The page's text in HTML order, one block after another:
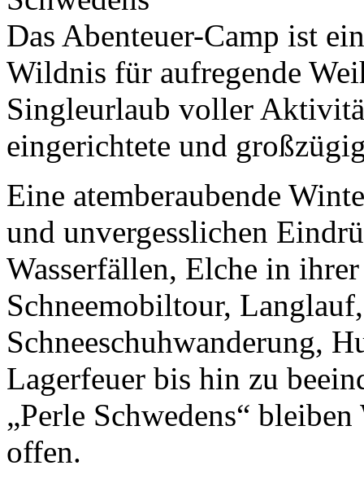
Das Abenteuer-Camp ist
Wildnis für aufregende
Singleurlaub voller
eingerichtete und
Eine atemberaubende
und unvergesslichen
Wasserfällen, Elche in
Schneemobiltour,
Schneeschuhwanderung,
Lagerfeuer bis hin zu
„Perle Schwedens“
offen.